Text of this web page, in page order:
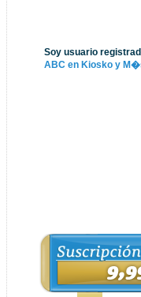
Soy usuario
ABC en Kiosko y